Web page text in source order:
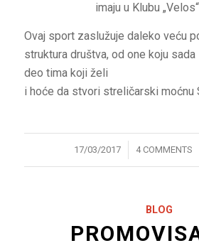
imaju u Klubu
Ovaj sport zaslužuje daleko veću
struktura društva, od one koju
deo tima koji želi
i hoće da stvori streličarski moćnu
17/03/2017
/ 4 COMMENTS
/
BLOG